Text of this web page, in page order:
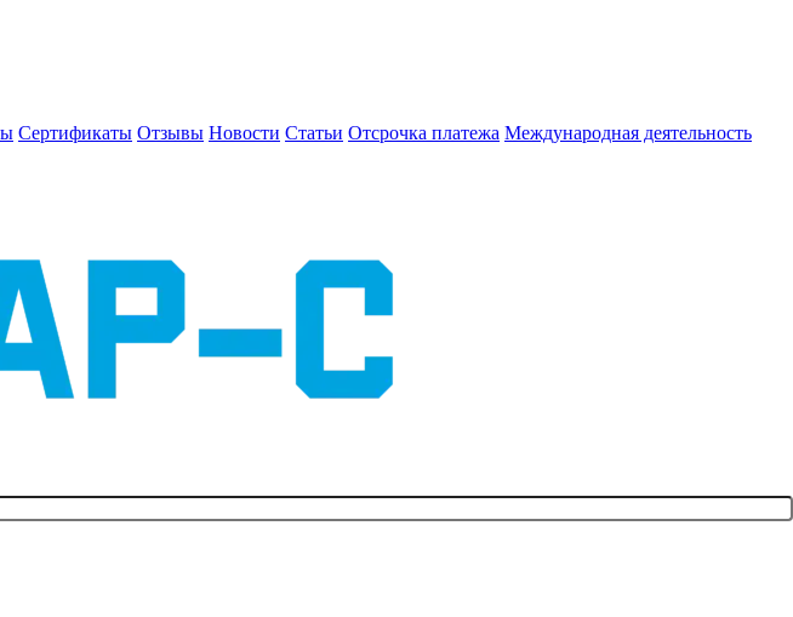
Сертификаты Отзывы Новости Статьи Отсрочка платежа Международная деятельность